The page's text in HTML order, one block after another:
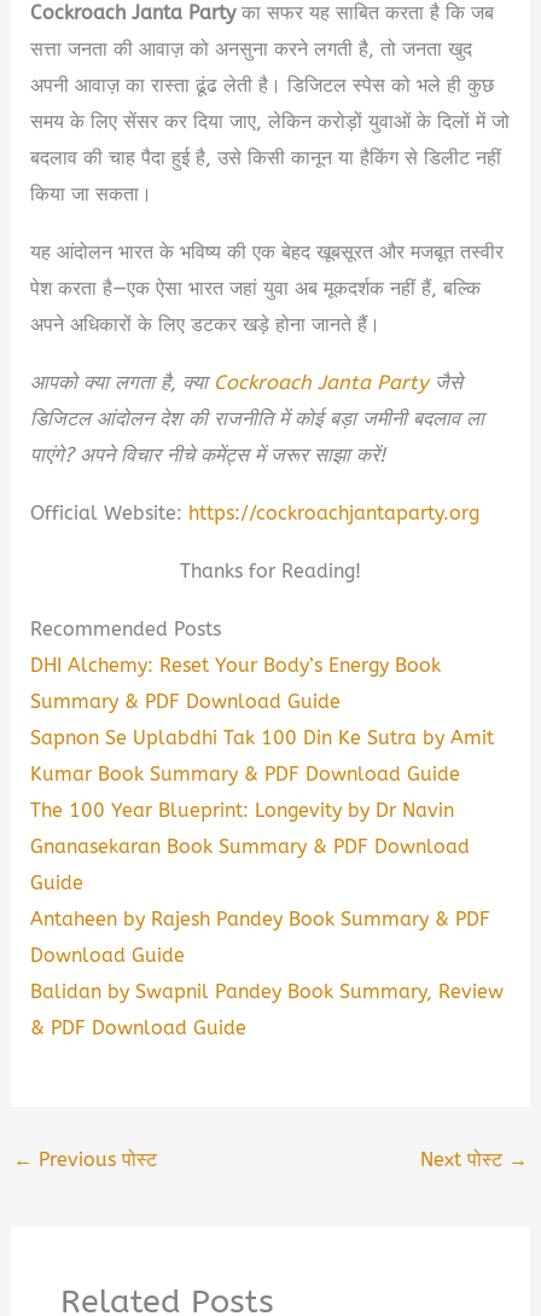
Cockroach Janta Partyका सफर यह साबित करता है कि जब
सत्ता जनता की आवाज़ को अनसुना करने लगती है, तो जनता खुद
अपनी आवाज़ का रास्ता ढूंढ लेती है। डिजिटल स्पेस को भले ही कुछ
समय के लिए सेंसर कर दिया जाए, लेकिन करोड़ों युवाओं के दिलों में जो
बदलाव की चाह पैदा हुई है, उसे किसी कानून या हैकिंग से डिलीट नहीं
किया जा सकता।
यह आंदोलन भारत के भविष्य की एक बेहद खूबसूरत और मजबूत तस्वीर
पेश करता है—एक ऐसा भारत जहां युवा अब मूकदर्शक नहीं हैं, बल्कि
अपने अधिकारों के लिए डटकर खड़े होना जानते हैं।
आपको क्या लगता है, क्या Cockroach Janta Partyजैसे
डिजिटल आंदोलन देश की राजनीति में कोई बड़ा जमीनी बदलाव ला
पाएंगे? अपने विचार नीचे कमेंट्स में जरूर साझा करें!
Official Website: https://cockroachjantaparty.org
Thanks for Reading!
Recommended Posts
DHI Alchemy: Reset Your Body’s Energy Book
Summary & PDF Download Guide
Sapnon Se Uplabdhi Tak 100 Din Ke Sutra by Amit
Kumar Book Summary & PDF Download Guide
The 100 Year Blueprint: Longevity by Dr Navin
Gnanasekaran Book Summary & PDF Download
Guide
Antaheen by Rajesh Pandey Book Summary & PDF
Download Guide
Balidan by Swapnil Pandey Book Summary, Review
& PDF Download Guide
← Previous पोस्ट Next पोस्ट →
Related Posts